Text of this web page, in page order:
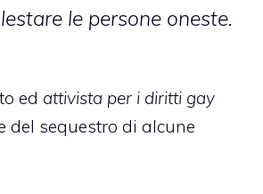
le persone oneste.
ed attivista per i diritti gay
del sequestro di alcune